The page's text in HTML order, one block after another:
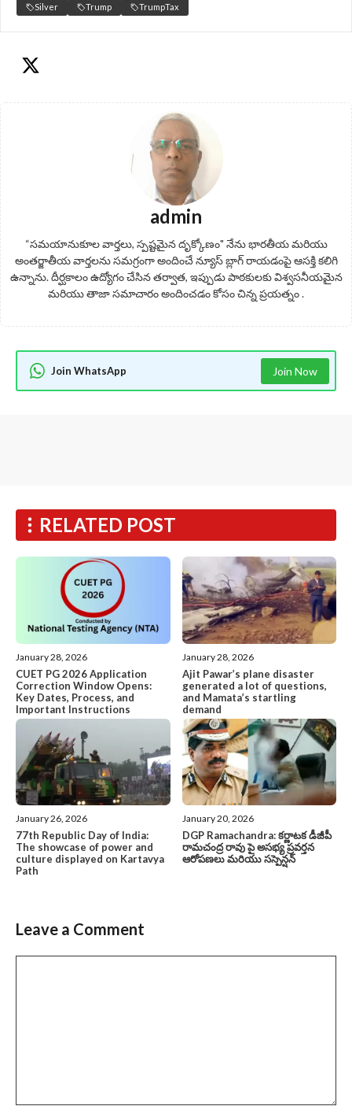
Silver Trump TrumpTax
admin
“సమయానుకూల వార్తలు, స్పష్టమైన దృక్కోణం" నేను భారతీయ మరియు
అంతర్జాతీయ వార్తలను సమగ్రంగా అందించే న్యూస్ బ్లాగ్ రాయడంపై ఆసక్తి కలిగి
ఉన్నాను. దీర్ఘకాలం ఉద్యోగం చేసిన తర్వాత, ఇప్పుడు పాఠకులకు విశ్వసనీయమైన
మరియు తాజా సమాచారం అందించడం కోసం చిన్న ప్రయత్నం .
Join WhatsApp Join Now
RELATED POST
January 28, 2026
CUET PG 2026 Application
Correction Window Opens:
Key Dates, Process, and
Important Instructions
January 28, 2026
Ajit Pawar’s plane disaster
generated a lot of questions,
and Mamata’s startling
demand
January 26, 2026
77th Republic Day of India:
The showcase of power and
culture displayed on Kartavya
Path
January 20, 2026
DGP Ramachandra: కర్ణాటక డీజీపీ
రామచంద్ర రావు పై అసభ్య ప్రవర్తన
ఆరోపణలు మరియు సస్పెన్షన్
Leave a Comment